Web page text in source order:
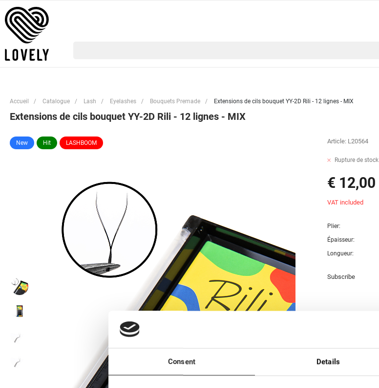
Consent Details
Accueil / Catalogue / Lash / Eyelashes / Bouquets Premade / Extensions de cils bouquet YY-2D Rili - 12 lignes - MIX
Extensions de cils bouquet YY-2D Rili - 12 lignes - MIX
New Hit LASHBOOM Article: L20564
Rupture de stock
€ 12,00
VAT included
Plier:
Épaisseur:
Longueur:
Subscribe